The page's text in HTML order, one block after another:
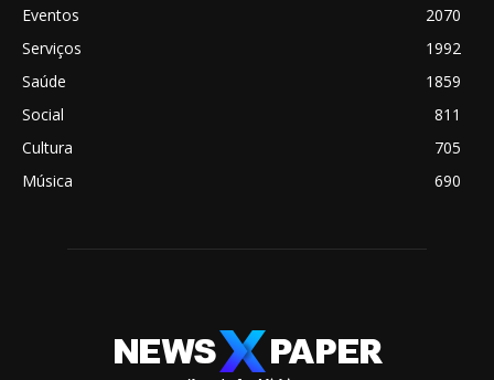
Eventos
2070
Serviços
1992
Saúde
1859
Social
811
Cultura
705
Música
690